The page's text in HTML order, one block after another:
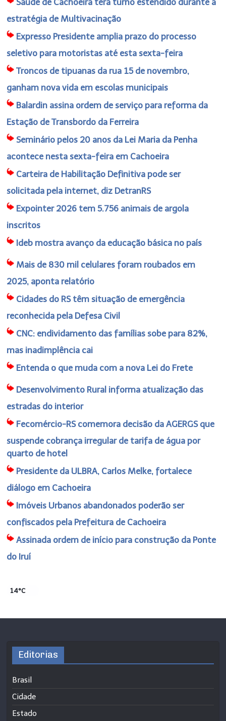
estratégia de Multivacinação
Expresso Presidente amplia prazo do processo
seletivo para motoristas até esta sexta-feira
Troncos de tipuanas da rua 15 de novembro,
ganham nova vida em escolas municipais
Balardin assina ordem de serviço para reforma da
Estação de Transbordo da Ferreira
Seminário pelos 20 anos da Lei Maria da Penha
acontece nesta sexta-feira em Cachoeira
Carteira de Habilitação Definitiva pode ser
solicitada pela internet, diz DetranRS
Expointer 2026 tem 5.756 animais de argola
inscritos
Ideb mostra avanço da educação básica no país
Mais de 830 mil celulares foram roubados em
2025, aponta relatório
Cidades do RS têm situação de emergência
reconhecida pela Defesa Civil
CNC: endividamento das famílias sobe para 82%,
mas inadimplência cai
Entenda o que muda com a nova Lei do Frete
Desenvolvimento Rural informa atualização das
estradas do interior
Fecomércio-RS comemora decisão da AGERGS que
suspende cobrança irregular de tarifa de água por
quarto de hotel
Presidente da ULBRA, Carlos Melke, fortalece
diálogo em Cachoeira
Imóveis Urbanos abandonados poderão ser
confiscados pela Prefeitura de Cachoeira
Assinada ordem de início para construção da Ponte
do Iruí
14°C
Editorias
Brasil
Cidade
Estado